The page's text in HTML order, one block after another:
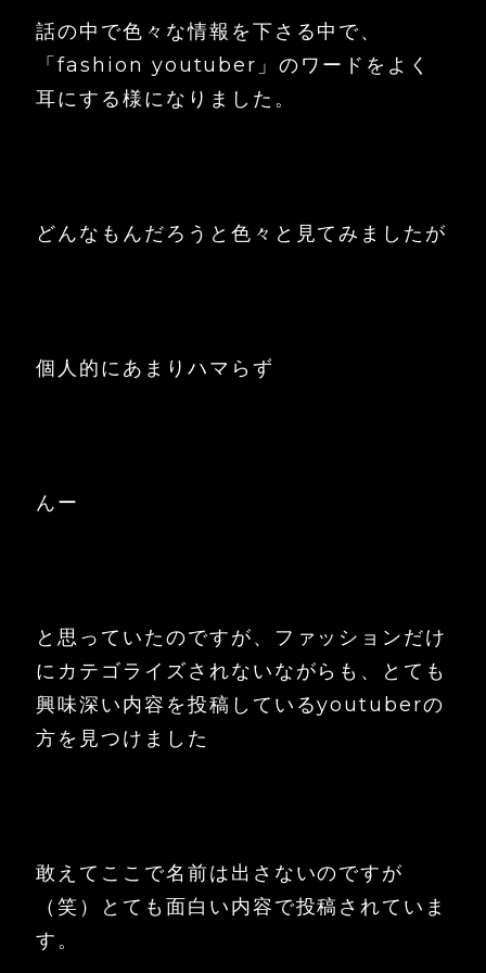
話の中で色々な情報を下さる中で、
「fashion youtuber」のワードをよく
耳にする様になりました。
どんなもんだろうと色々と見てみましたが
個人的にあまりハマらず
んー
と思っていたのですが、ファッションだけ
にカテゴライズされないながらも、とても
興味深い内容を投稿しているyoutuberの
方を見つけました
敢えてここで名前は出さないのですが
（笑）とても面白い内容で投稿されていま
す。